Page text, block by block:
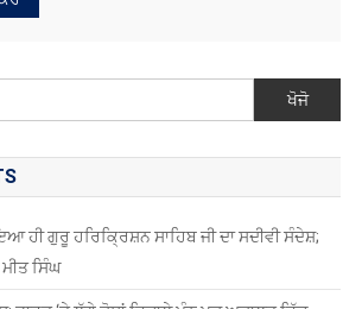
ਸਿੰਘ
ਵਿਚ ਫ਼ੈਸਲਾ ਦੇਣ ਦੀ ਅਪੀਲ
ਜਿੱਤਿਆ ਸੋਨ ਤਗਮਾ, ਨੈਸ਼ਨਲ ਅਥਲੈਟਿਕ ਮੀਟ ਲਈ ਹੋਈ
ਸੀਆਈਆਈਦੀ ਇੰਟਰਨੈਸ਼ਨਲ ਕੌਂਸਲ, ਇੰਡੀਆ-
ਕੌਂਸਲ ਦੇ ਸਹਿ-ਚੇਅਰਮੈਨ ਹੋਏ ਨਿਯੁਕਤ